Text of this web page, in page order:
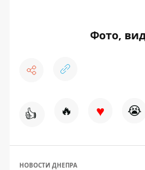
Фото,
👍 🔥 ♥ 😭
НОВОСТИ ДНЕПРА